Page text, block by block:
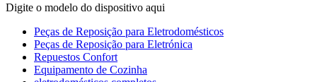
Digite o modelo do dispositivo aqui
Peças de Reposição para Eletrodomésticos
Peças de Reposição para Eletrónica
Repuestos Confort
Equipamento de Cozinha